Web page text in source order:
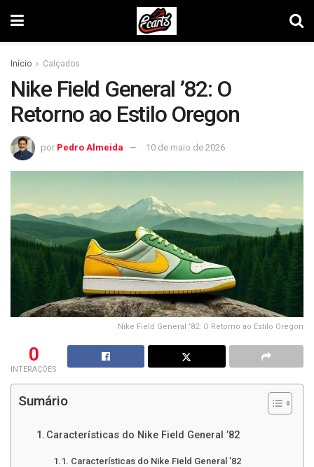
Início Calçados
Nike Field General ’82: O
Retorno ao Estilo Oregon
por Pedro Almeida 10 de maio de 2026
Nike Field General ’82: O Retorno ao Estilo Oregon
0
INTERAÇÕES
Sumário
Características do Nike Field General ’82
Características do Nike Field General ’82